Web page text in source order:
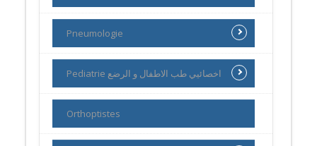
Pneumologie
Pediatrie اخصائيي طب الاطفال و الرضع
Orthoptistes